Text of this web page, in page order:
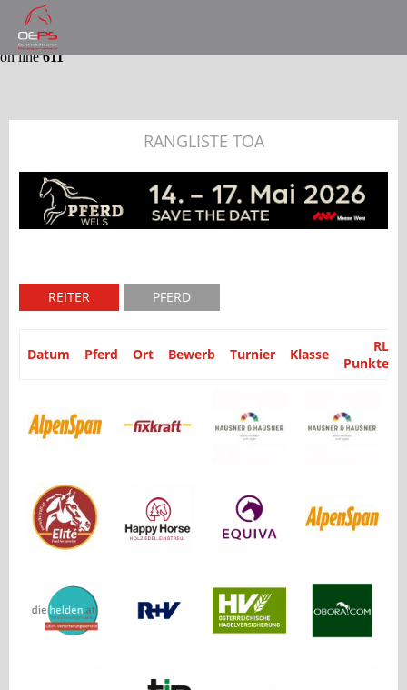
Notice : Trying to get property 'partyid' of non-object in
/var/www/website/module/Application/src/Application/
on line611
RANGLISTE TOA
REITER PFERD
Datum Pferd Ort Bewerb Turnier Klasse
RL
Punkte